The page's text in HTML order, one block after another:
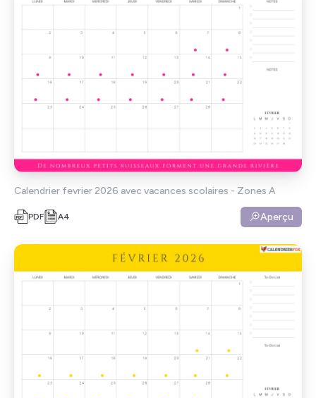
Calendrier fevrier 2026 avec vacances scolaires - Zones A
PDF A4 Aperçu